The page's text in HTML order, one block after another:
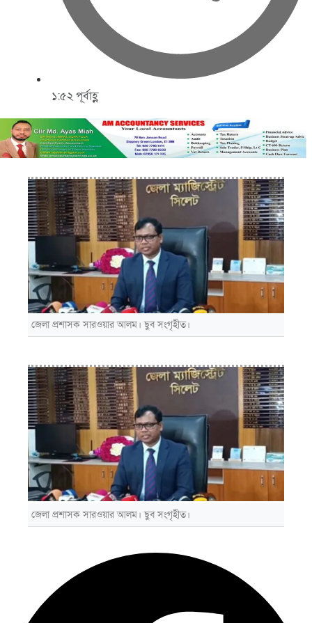
১:৫২ পূর্বাহ্ণ
জেলা প্রশাসক সারওয়ার আলম। ছুব সংগৃহীত।
জেলা প্রশাসক সারওয়ার আলম। ছুব সংগৃহীত।